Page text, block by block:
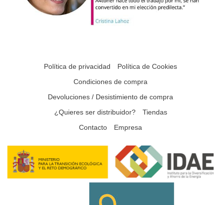
Política de privacidad
Política de Cookies
Condiciones de compra
Devoluciones / Desistimiento de compra
¿Quieres ser distribuidor?
Tiendas
Contacto
Empresa